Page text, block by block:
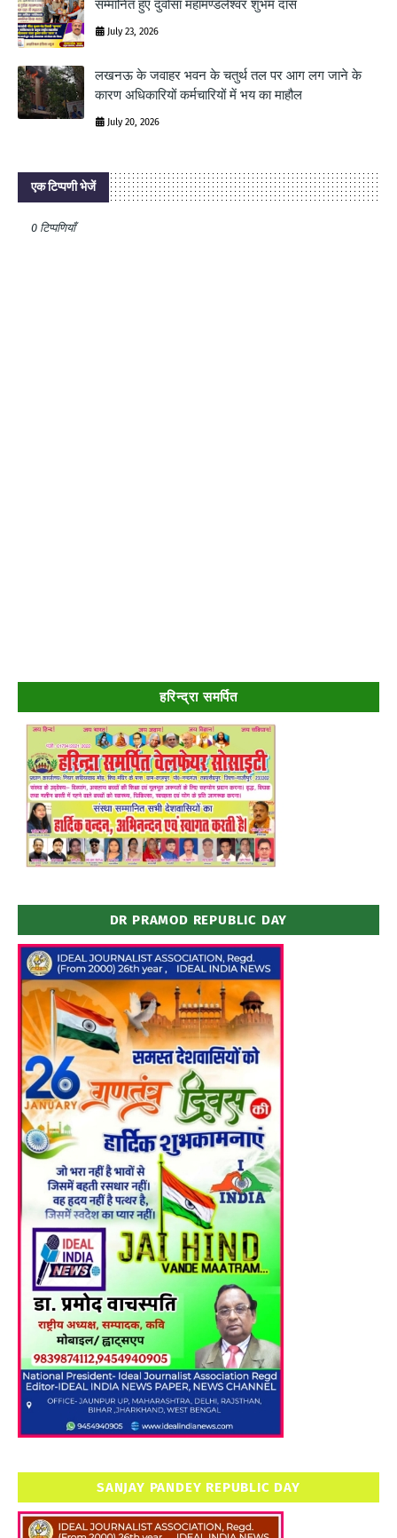
सम्मानित हुए दुर्वासा महामण्डलेश्वर शुभम दास
July 23, 2026
लखनऊ के जवाहर भवन के चतुर्थ तल पर आग लग जाने के
कारण अधिकारियों कर्मचारियों में भय का माहौल
July 20, 2026
एक टिप्पणी भेजें
0 टिप्पणियाँ
हरिन्द्रा समर्पित
DR PRAMOD REPUBLIC DAY
SANJAY PANDEY REPUBLIC DAY